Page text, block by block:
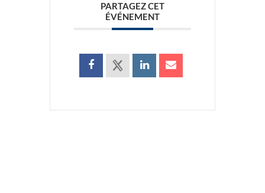
PARTAGEZ CET
ÉVÉNEMENT